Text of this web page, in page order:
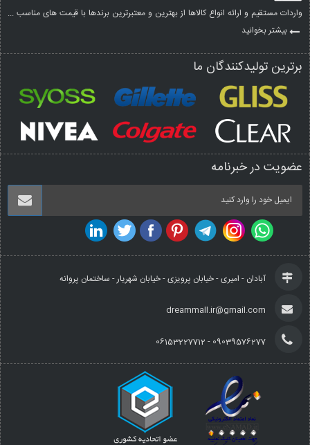
واردات مستقیم و ارائه انواع کالاها از بهترین و معتبرترین برندها با قیمت های مناسب ...
بیشتر بخوانید
برترین تولیدکنندگان ما
عضویت در خبرنامه
آبادان - امیری - خیابان پرویزی - خیابان شهریار - ساختمان پروانه
dreammall.ir@gmail.com
09039576277 - 06153227712